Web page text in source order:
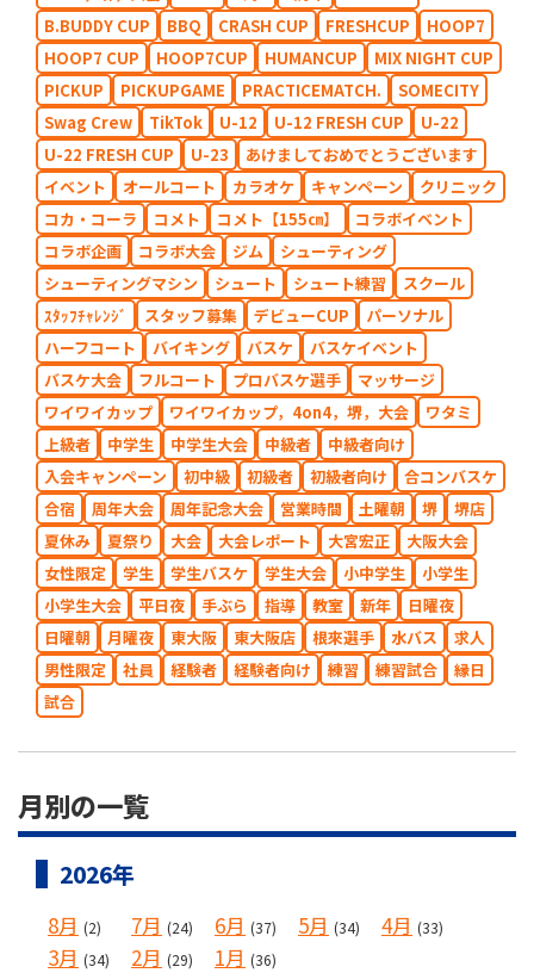
B.BUDDY CUP
BBQ CRASH CUP FRESHCUP
HOOP7
HOOP7 CUP
HOOP7CUP HUMANCUP
MIX NIGHT CUP
PICKUP
PICKUPGAME PRACTICEMATCH.
SOMECITY
Swag Crew
TikTok U-12 U-12 FRESH CUP
U-22
U-22 FRESH CUP
U-23
あけましておめでとうございます
イベント
オールコート カラオケ キャンペーン
クリニック
コカ・コーラ
コメト コメト【155㎝】
コラボイベント
コラボ企画
コラボ大会 ジム
シューティング
シューティングマシン
シュート シュート練習
スクール
ｽﾀｯﾌﾁｬﾚﾝｼﾞ
スタッフ募集 デビューCUP
パーソナル
ハーフコート
バイキング バスケ
バスケイベント
バスケ大会
フルコート プロバスケ選手
マッサージ
ワイワイカップ
ワイワイカップ，4on4，堺，大会
ワタミ
上級者
中学生 中学生大会 中級者
中級者向け
入会キャンペーン
初中級 初級者 初級者向け
合コンバスケ
合宿
周年大会 周年記念大会 営業時間 土曜朝 堺
堺店
夏休み
夏祭り 大会 大会レポート 大宮宏正
大阪大会
女性限定
学生 学生バスケ 学生大会 小中学生
小学生
小学生大会
平日夜 手ぶら 指導 教室 新年
日曜夜
日曜朝
月曜夜 東大阪 東大阪店 根來選手 水バス
求人
男性限定
社員 経験者 経験者向け 練習 練習試合
縁日
試合
月別の一覧
2026年
8月 (2) 7月 (24) 6月 (37) 5月 (34) 4月 (33)
3月 (34) 2月 (29) 1月 (36)